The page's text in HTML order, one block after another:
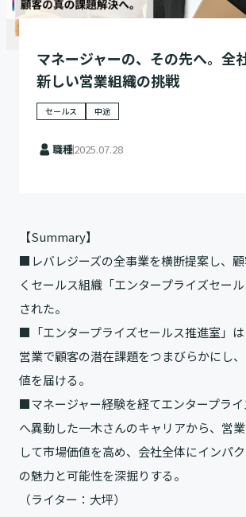
マネージャーの、その先へ。全
新しい営業組織の挑戦
セールス 中途
職種2025.07.28
【Summary】
■レバレジーズの全事業を横断提案し、
くセールス組織「エンタープライズセー
された。
■「エンタープライズセールス推進室」
営業で顧客の潜在課題をつまびらかにし
値を届ける。
■マネージャー経験を経てエンタープラ
へ異動した一木さんのキャリアから、営
して市場価値を高め、会社全体にインパ
の魅力と可能性を深掘りする。
（ライター：大坪）